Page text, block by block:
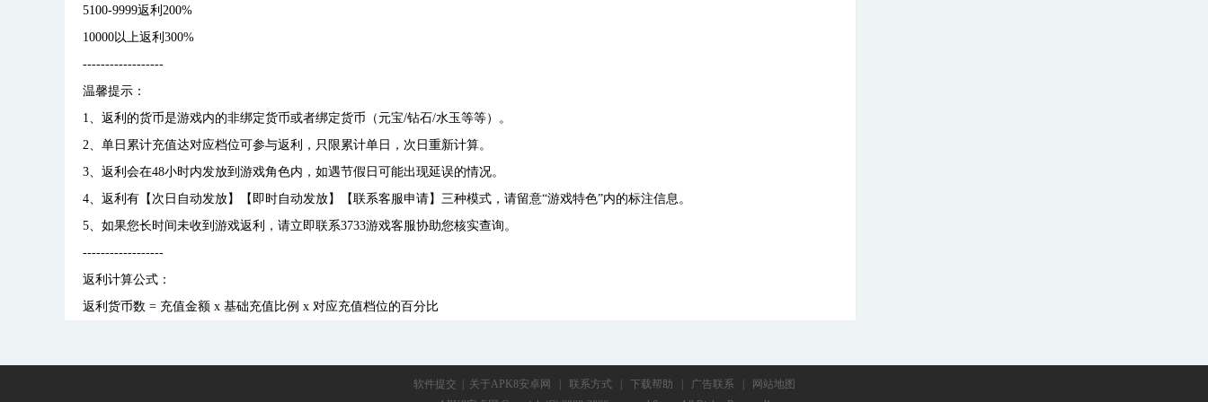
5100-9999返利200%
10000以上返利300%
------------------
温馨提示：
1、返利的货币是游戏内的非绑定货币或者绑定货币（元宝/钻石/水玉等等）。
2、单日累计充值达对应档位可参与返利，只限累计单日，次日重新计算。
3、返利会在48小时内发放到游戏角色内，如遇节假日可能出现延误的情况。
4、返利有【次日自动发放】【即时自动发放】【联系客服申请】三种模式，请留意“游戏特色”内的标注信息。
5、如果您长时间未收到游戏返利，请立即联系3733游戏客服协助您核实查询。
------------------
返利计算公式：
返利货币数 = 充值金额 x 基础充值比例 x 对应充值档位的百分比
软件提交 关于APK8安卓网 联系方式 下载帮助 广告联系
网站地图